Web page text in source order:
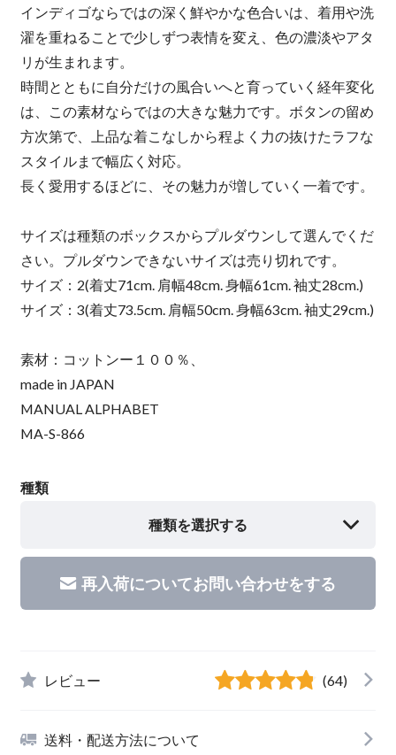
インディゴならではの深く鮮やかな色合いは、着用や洗
濯を重ねることで少しずつ表情を変え、色の濃淡やアタ
リが生まれます。
時間とともに自分だけの風合いへと育っていく経年変化
は、この素材ならではの大きな魅力です。ボタンの留め
方次第で、上品な着こなしから程よく力の抜けたラフな
スタイルまで幅広く対応。
長く愛用するほどに、その魅力が増していく一着です。
サイズは種類のボックスからプルダウンして選んでくだ
さい。プルダウンできないサイズは売り切れです。
サイズ：2(着丈71cm. 肩幅48cm. 身幅61cm. 袖丈28cm.)
サイズ：3(着丈73.5cm. 肩幅50cm. 身幅63cm. 袖丈29cm.)
素材：コットンー１００％、
made in JAPAN
MANUAL ALPHABET
MA-S-866
種類
種類を選択する
再入荷についてお問い合わせをする
レビュー (64)
送料・配送方法について